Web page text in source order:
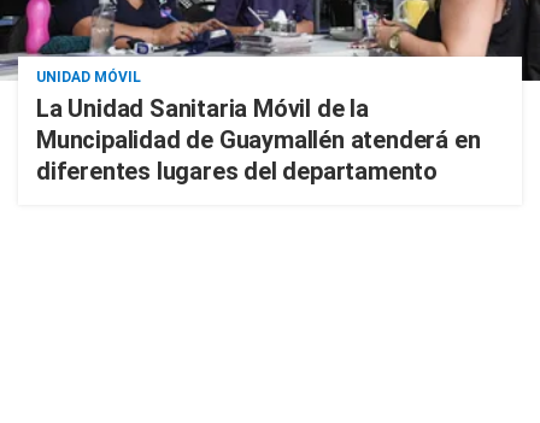
UNIDAD MÓVIL
La Unidad Sanitaria Móvil de la
Muncipalidad de Guaymallén atenderá en
diferentes lugares del departamento